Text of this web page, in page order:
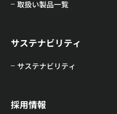
取扱い製品一覧
サステナビリティ
サステナビリティ
採用情報